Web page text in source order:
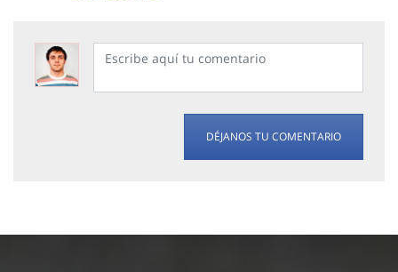
DÉJANOS TU COMENTARIO